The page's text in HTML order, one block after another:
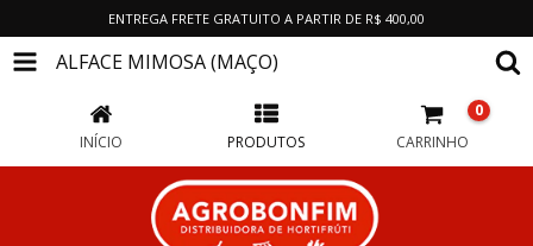
ENTREGA FRETE GRATUITO A PARTIR DE R$ 400,00
ALFACE MIMOSA (MAÇO)
INÍCIO PRODUTOS CARRINHO
0